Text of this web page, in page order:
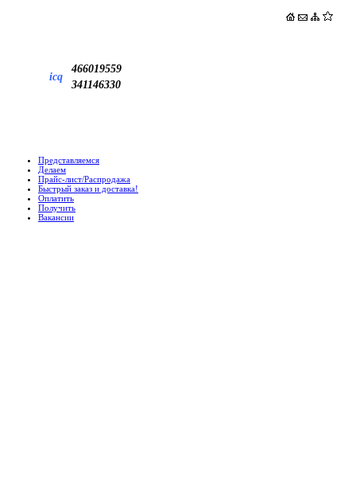
icq
466019559
341146330
Представляемся
Делаем
Прайс-лист/Распродажа
Быстрый заказ и доставка!
Оплатить
Получить
Вакансии